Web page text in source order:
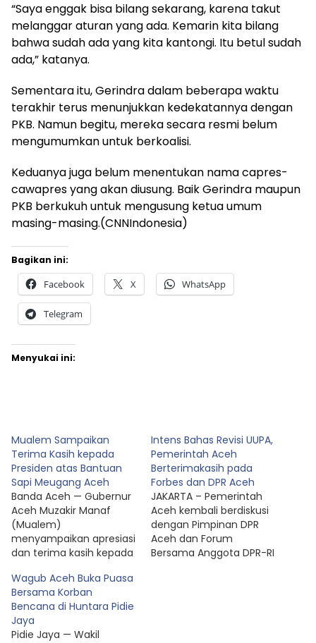
“Saya enggak bisa bilang sekarang, karena takut
melanggar aturan yang ada. Kemarin kita bilang
bahwa sudah ada yang kita kantongi. Itu betul sudah
ada,” katanya.
Sementara itu, Gerindra dalam beberapa waktu
terakhir terus menunjukkan kedekatannya dengan
PKB. Namun begitu, mereka secara resmi belum
mengumumkan untuk berkoalisi.
Keduanya juga belum menentukan nama capres-
cawapres yang akan diusung. Baik Gerindra maupun
PKB berkukuh untuk mengusung ketua umum
masing-masing.(CNNIndonesia)
Bagikan ini:
Facebook X WhatsApp
Telegram
Menyukai ini:
Mualem Sampaikan
Terima Kasih kepada
Presiden atas Bantuan
Sapi Meugang Aceh
Banda Aceh — Gubernur
Aceh Muzakir Manaf
(Mualem)
menyampaikan apresiasi
dan terima kasih kepada
Indonesia Prabowo
Subianto atas
penyaluran dana
bantuan
kemasyarakatan untuk
Intens Bahas Revisi UUPA,
Pemerintah Aceh
Berterimakasih pada
Forbes dan DPR Aceh
JAKARTA – Pemerintah
Aceh kembali berdiskusi
dengan Pimpinan DPR
Aceh dan Forum
Bersama Anggota DPR-RI
Wagub Aceh Buka Puasa
Bersama Korban
Bencana di Huntara Pidie
Jaya
‎Pidie Jaya — Wakil